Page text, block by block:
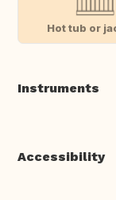
Hot tub or
Instruments
Accessibility